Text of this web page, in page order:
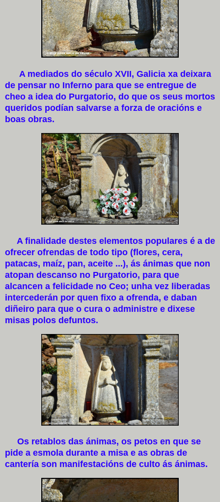
A mediados do século XVII, Galicia xa deixara
de pensar no Inferno para que se entregue de
cheo a idea do Purgatorio, do que os seus mortos
queridos podían salvarse a forza de oracións e
boas obras.
A finalidade destes elementos populares é a de
ofrecer ofrendas de todo tipo (flores, cera,
patacas, maíz, pan, aceite ...), ás ánimas que non
atopan descanso no Purgatorio, para que
alcancen a felicidade no Ceo; unha vez liberadas
intercederán por quen fixo a ofrenda, e daban
diñeiro para que o cura o administre e dixese
misas polos defuntos.
Os retablos das ánimas, os petos en que se
pide a esmola durante a misa e as obras de
cantería son manifestacións de culto ás ánimas.